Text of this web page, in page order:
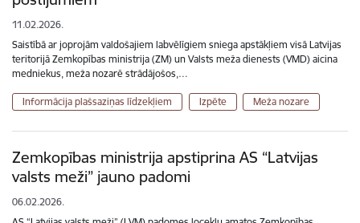
11.02.2026.
Saistībā ar joprojām valdošajiem labvēlīgiem sniega apstākļiem visā Latvijas
teritorijā Zemkopības ministrija (ZM) un Valsts meža dienests (VMD) aicina
medniekus, meža nozarē strādājošos,…
Informācija plašsaziņas līdzekļiem Izpēte Meža nozare
Zemkopības ministrija apstiprina AS “Latvijas
valsts meži” jauno padomi
06.02.2026.